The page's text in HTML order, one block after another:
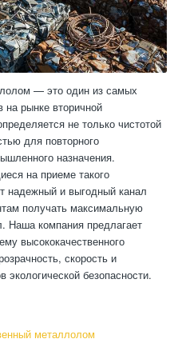
— это один из самых
на рынке вторичной
не только чистотой
для повторного
назначения.
на приеме такого
надежный и выгодный канал
получать максимальную
Наша компания предлагает
высококачественного
скорость и
безопасности.
металлолом